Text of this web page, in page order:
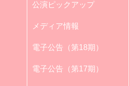
公演ピックアップ
メディア情報
電子公告（第18期）
電子公告（第17期）